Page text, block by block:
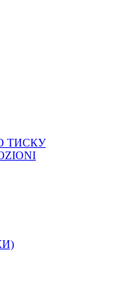
ПАЛЬНОГО
ТИСКУ